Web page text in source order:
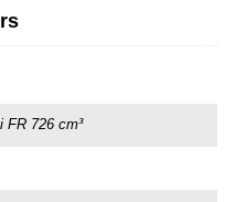
FR 726 cm³